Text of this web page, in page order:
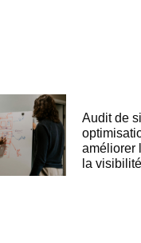
Audit de
améliorer
la